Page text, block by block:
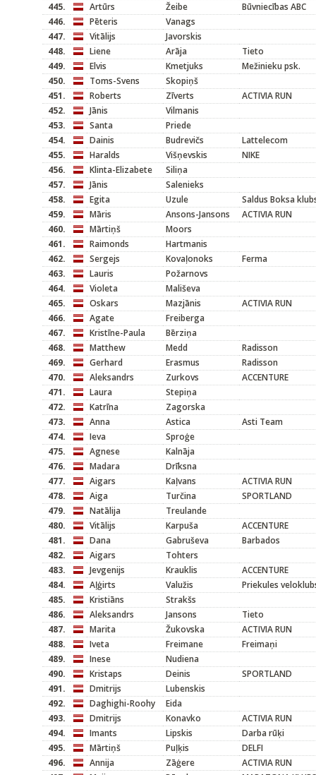
445.
Artūrs Žeibe
Būvniecības ABC
446.
Pēteris
Vanags
447.
Vitālijs
Javorskis
448.
Liene Arāja
Tieto
449.
Elvis Kmetjuks
Mežinieku psk.
450.
Toms-Svens
Skopiņš
451.
Roberts Zīverts
ACTIVIA RUN
452.
Jānis
Vilmanis
453.
Santa
Priede
454.
Dainis Budrevičs
Lattelecom
455.
Haralds Višņevskis
NIKE
456.
Klinta-Elizabete
Siliņa
457.
Jānis
Salenieks
458.
Egita Uzule
Saldus Boksa
459.
Māris Ansons-Jansons
ACTIVIA RUN
460.
Mārtiņš
Moors
461.
Raimonds
Hartmanis
462.
Sergejs Kovaļonoks
Ferma
463.
Lauris
Požarnovs
464.
Violeta
Mališeva
465.
Oskars Mazjānis
ACTIVIA RUN
466.
Agate
Freiberga
467.
Kristīne-Paula
Bērziņa
468.
Matthew Medd
Radisson
469.
Gerhard Erasmus
Radisson
470.
Aleksandrs Zurkovs
ACCENTURE
471.
Laura
Stepiņa
472.
Katrīna
Zagorska
473.
Anna Astica
Asti Team
474.
Ieva
Sproģe
475.
Agnese
Kalnāja
476.
Madara
Drīksna
477.
Aigars Kaļvans
ACTIVIA RUN
478.
Aiga Turčina
SPORTLAND
479.
Natālija
Treulande
480.
Vitālijs Karpuša
ACCENTURE
481.
Dana Gabruševa
Barbados
482.
Aigars
Tohters
483.
Jevgenijs Krauklis
ACCENTURE
484.
Aļģirts Valužis
Priekules
485.
Kristiāns
Strakšs
486.
Aleksandrs Jansons
Tieto
487.
Marita Žukovska
ACTIVIA RUN
488.
Iveta Freimane
Freimaņi
489.
Inese
Nudiena
490.
Kristaps Deinis
SPORTLAND
491.
Dmitrijs
Lubenskis
492.
Daghighi-Roohy
Eida
493.
Dmitrijs Konavko
ACTIVIA RUN
494.
Imants Lipskis
Darba rūķi
495.
Mārtiņš Puļķis
DELFI
496.
Annija Zāģere
ACTIVIA RUN